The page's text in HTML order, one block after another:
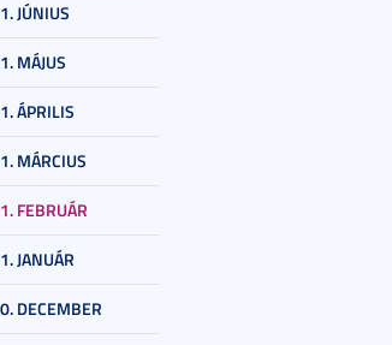
JÚNIUS
MÁJUS
ÁPRILIS
MÁRCIUS
FEBRUÁR
JANUÁR
DECEMBER